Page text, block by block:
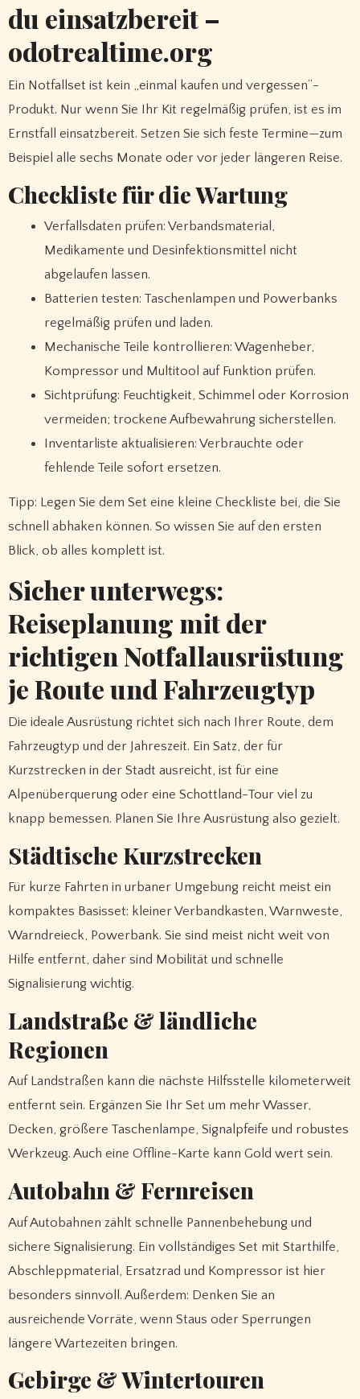
du einsatzbereit –
odotrealtime.org
Ein Notfallset ist kein „einmal kaufen und vergessen“-
Produkt. Nur wenn Sie Ihr Kit regelmäßig prüfen, ist es im
Ernstfall einsatzbereit. Setzen Sie sich feste Termine—zum
Beispiel alle sechs Monate oder vor jeder längeren Reise.
Checkliste für die Wartung
Verfallsdaten prüfen: Verbandsmaterial,
Medikamente und Desinfektionsmittel nicht
abgelaufen lassen.
Batterien testen: Taschenlampen und Powerbanks
regelmäßig prüfen und laden.
Mechanische Teile kontrollieren: Wagenheber,
Kompressor und Multitool auf Funktion prüfen.
Sichtprüfung: Feuchtigkeit, Schimmel oder Korrosion
vermeiden; trockene Aufbewahrung sicherstellen.
Inventarliste aktualisieren: Verbrauchte oder
fehlende Teile sofort ersetzen.
Tipp: Legen Sie dem Set eine kleine Checkliste bei, die Sie
schnell abhaken können. So wissen Sie auf den ersten
Blick, ob alles komplett ist.
Sicher unterwegs:
Reiseplanung mit der
richtigen Notfallausrüstung
je Route und Fahrzeugtyp
Die ideale Ausrüstung richtet sich nach Ihrer Route, dem
Fahrzeugtyp und der Jahreszeit. Ein Satz, der für
Kurzstrecken in der Stadt ausreicht, ist für eine
Alpenüberquerung oder eine Schottland-Tour viel zu
knapp bemessen. Planen Sie Ihre Ausrüstung also gezielt.
Städtische Kurzstrecken
Für kurze Fahrten in urbaner Umgebung reicht meist ein
kompaktes Basisset: kleiner Verbandkasten, Warnweste,
Warndreieck, Powerbank. Sie sind meist nicht weit von
Hilfe entfernt, daher sind Mobilität und schnelle
Signalisierung wichtig.
Landstraße & ländliche
Regionen
Auf Landstraßen kann die nächste Hilfsstelle kilometerweit
entfernt sein. Ergänzen Sie Ihr Set um mehr Wasser,
Decken, größere Taschenlampe, Signalpfeife und robustes
Werkzeug. Auch eine Offline-Karte kann Gold wert sein.
Autobahn & Fernreisen
Auf Autobahnen zählt schnelle Pannenbehebung und
sichere Signalisierung. Ein vollständiges Set mit Starthilfe,
Abschleppmaterial, Ersatzrad und Kompressor ist hier
besonders sinnvoll. Außerdem: Denken Sie an
ausreichende Vorräte, wenn Staus oder Sperrungen
längere Wartezeiten bringen.
Gebirge & Wintertouren